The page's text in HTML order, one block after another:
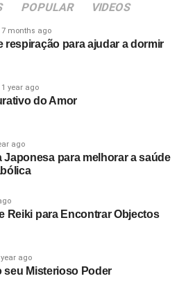
POPULAR VIDEOS
7 months ago
respiração para ajudar a dormir
1 year ago
do Amor
ago
Japonesa para melhorar a saúde
Reiki para Encontrar Objectos
year ago
seu Misterioso Poder